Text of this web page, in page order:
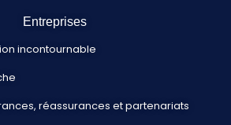
Entreprises
incontournable
réassurances et partenariats